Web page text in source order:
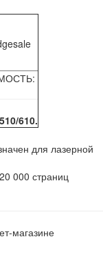
610.
для лазерной
000 страниц
магазине